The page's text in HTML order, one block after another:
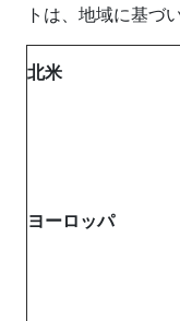
トは、地域に基づ
北米
ヨーロッパ